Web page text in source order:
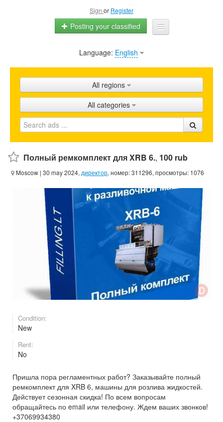
Sign or Register
Posting your classified
Home
Shops
Promotion
FAQ
Blog
Language: English
All regions
All categories
Полный ремкомплект для XRB 6., 100 rub
Moscow | 30 may 2024, директор, номер: 311296, просмотры: 1076
Condition:
New
Rent:
No
Пришла пора регламентных работ? Заказывайте полный
ремкомплект для XRB 6, машины для розлива жидкостей.
Действует сезонная скидка! По всем вопросам
обращайтесь по email или телефону. Ждем ваших звонков!
+37069934380